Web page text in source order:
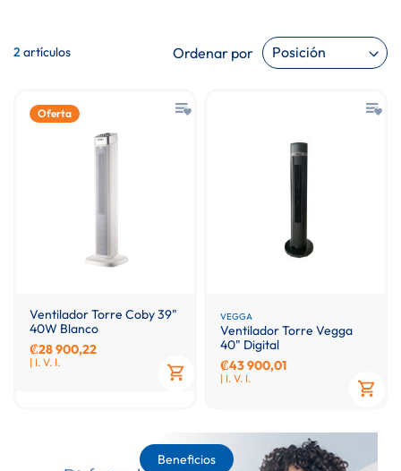
2 artículos Ordenar por
Oferta
Ventilador Torre Coby 39"
40W Blanco
₡28 900,22
| I. V. I.
VEGGA
Ventilador Torre Vegga
40" Digital
₡43 900,01
| I. V. I.
Beneficios